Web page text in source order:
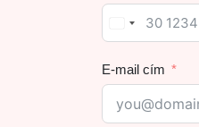
E-mail cím